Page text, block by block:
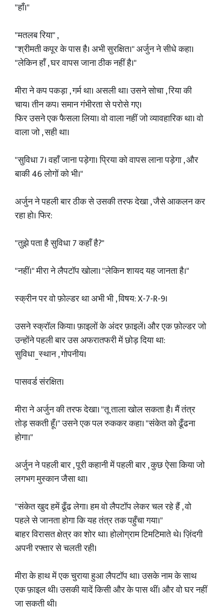
"हाँ।"
"मतलब रिया" ,
"श्रीमती कपूर के पास है। अभी सुरक्षित।" अर्जुन ने सीधे कहा।
"लेकिन हाँ , घर वापस जाना ठीक नहीं है।"
मीरा ने कप पकड़ा , गर्म था। असली था। उसने सोचा , रिया की
चाय। तीन कप। समान गंभीरता से परोसे गए।
फिर उसने एक फैसला लिया। वो वाला नहीं जो व्यावहारिक था। वो
वाला जो , सही था।
"सुविधा 7। वहाँ जाना पड़ेगा। प्रिया को वापस लाना पड़ेगा , और
बाकी 46 लोगों को भी।"
अर्जुन ने पहली बार ठीक से उसकी तरफ देखा , जैसे आकलन कर
रहा हो। फिर:
"तुझे पता है सुविधा 7 कहाँ है?"
"नहीं।" मीरा ने लैपटॉप खोला। "लेकिन शायद यह जानता है।"
स्क्रीन पर वो फ़ोल्डर था अभी भी , विषय: X-7-R-9।
उसने स्क्रॉल किया। फ़ाइलों के अंदर फ़ाइलें। और एक फ़ोल्डर जो
उन्होंने पहली बार उस अफरातफरी में छोड़ दिया था:
सुविधा_स्थान , गोपनीय।
पासवर्ड संरक्षित।
मीरा ने अर्जुन की तरफ देखा। "तू ताला खोल सकता है। मैं तंत्र
तोड़ सकती हूँ।" उसने एक पल रुककर कहा। "संकेत को ढूँढना
होगा।"
अर्जुन ने पहली बार , पूरी कहानी में पहली बार , कुछ ऐसा किया जो
लगभग मुस्कान जैसा था।
"संकेत खुद हमें ढूँढ लेगा। हम वो लैपटॉप लेकर चल रहे हैं , वो
पहले से जानता होगा कि यह तंत्र तक पहुँचा गया।"
बाहर विरासत क्षेत्र का शोर था। होलोग्राम टिमटिमाते थे। ज़िंदगी
अपनी रफ्तार से चलती रही।
मीरा के हाथ में एक चुराया हुआ लैपटॉप था। उसके नाम के साथ
एक फ़ाइल थी। उसकी यादें किसी और के पास थीं। और वो घर नहीं
जा सकती थी।